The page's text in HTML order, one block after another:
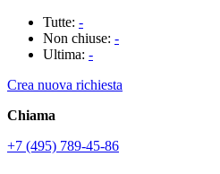
Tutte: -
Non chiuse: -
Ultima: -
Crea nuova richiesta
Chiama
+7 (495) 789-45-86